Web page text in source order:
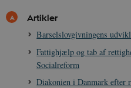
Artikler
Barselslovgivningens
Fattighjælp og tab af
Socialreform
Diakonien i Danmark efter